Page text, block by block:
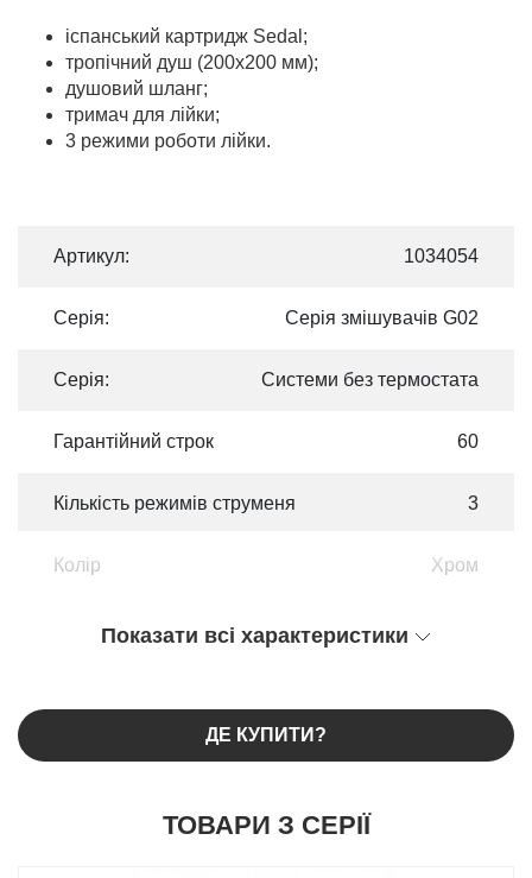
іспанський картридж Sedal;
тропічний душ (200х200 мм);
душовий шланг;
тримач для лійки;
3 режими роботи лiйки.
Артикул: 1034054
Серія: Серія змішувачів G02
Серія: Системи без термостата
Гарантійний строк 60
Кількість режимів струменя 3
Колір Хром
Показати всі характеристики
ДЕ КУПИТИ?
ТОВАРИ З СЕРІЇ